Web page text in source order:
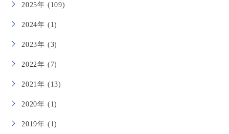
2025年 (109)
2024年 (1)
2023年 (3)
2022年 (7)
2021年 (13)
2020年 (1)
2019年 (1)